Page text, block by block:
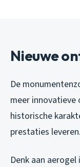
Nieuwe
De
meer innovatieve
historische
prestaties leveren.
Denk aan